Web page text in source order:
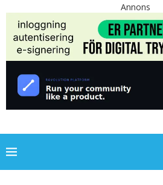
Annons